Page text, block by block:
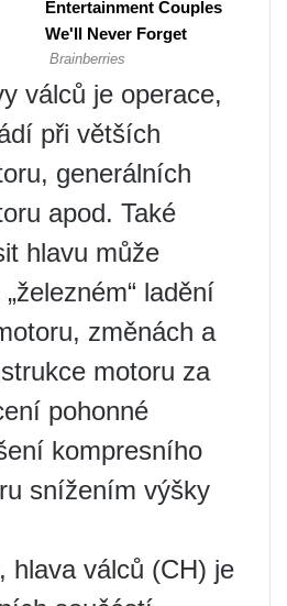
válců je operace,
při větších
generálních
apod. Také
hlavu může
ladění
změnách a
motoru za
pohonné
kompresního
snížením výšky
hlava válců (CH) je